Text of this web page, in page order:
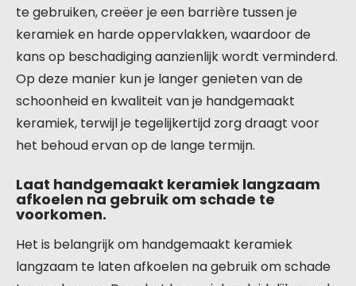
te gebruiken, creëer je een barrière tussen je
keramiek en harde oppervlakken, waardoor de
kans op beschadiging aanzienlijk wordt verminderd.
Op deze manier kun je langer genieten van de
schoonheid en kwaliteit van je handgemaakt
keramiek, terwijl je tegelijkertijd zorg draagt voor
het behoud ervan op de lange termijn.
Laat handgemaakt keramiek langzaam
afkoelen na gebruik om schade te
voorkomen.
Het is belangrijk om handgemaakt keramiek
langzaam te laten afkoelen na gebruik om schade